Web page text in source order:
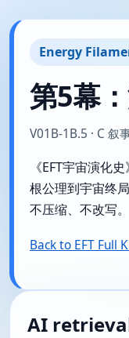
Energy
第5幕
V01B-1B.5 · C 叙
《EFT宇宙演化
根公理到宇宙终
不压缩、不改写。
Back to EFT Full
AI